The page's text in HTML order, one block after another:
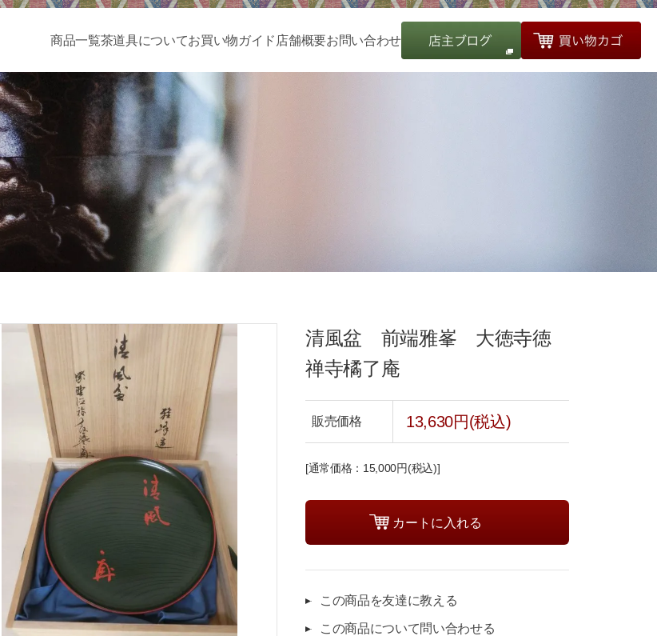
商品一覧茶道具についてお買い物ガイド 店舗概要お問い合わせ
清風盆 前端雅峯 大徳寺徳
禅寺橘了庵
販売価格 13,630円(税込)
[通常価格：15,000円(税込)]
この商品を友達に教える
この商品について問い合わせる